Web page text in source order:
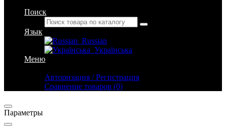
Поиск
Язык
Russian
Українська
Меню
Авторизация / Регистрация
Сравнение товаров (0)
Параметры